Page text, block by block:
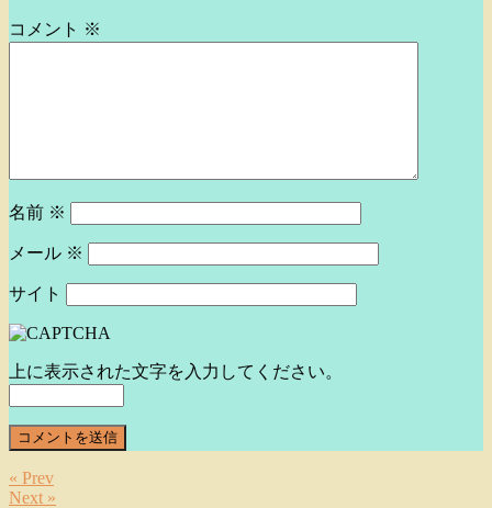
コメント ※
名前 ※
メール ※
サイト
上に表示された文字を入力してください。
« Prev
Next »